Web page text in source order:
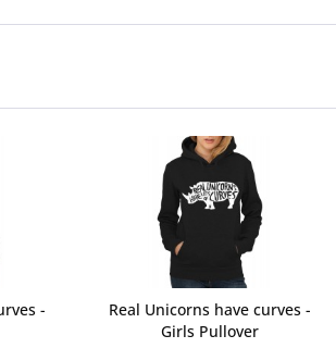
-
Real Unicorns have curves -
Girls Pullover